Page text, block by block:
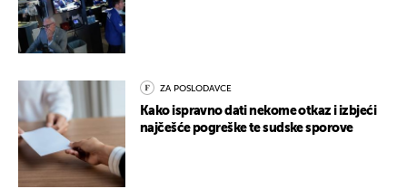
ZA POSLODAVCE
Kako ispravno dati nekome otkaz i izbjeći
najčešće pogreške te sudske sporove